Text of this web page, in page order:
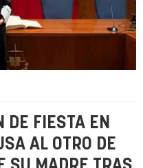
DE FIESTA EN
AL OTRO DE